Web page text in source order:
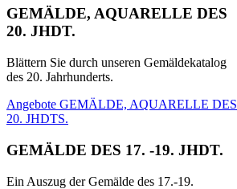
GEMÄLDE, AQUARELLE DES
20. JHDT.
Blättern Sie durch unseren Gemäldekatalog
des 20. Jahrhunderts.
Angebote GEMÄLDE, AQUARELLE DES
20. JHDTS.
GEMÄLDE DES 17. -19. JHDT.
Ein Auszug der Gemälde des 17.-19.